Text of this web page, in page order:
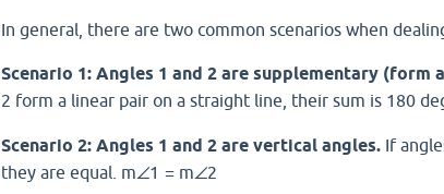
In general, there are two common scenarios when
Scenario 1: Angles 1 and 2 are supplementary (form
2 form a linear pair on a straight line, their sum is 180
Scenario 2: Angles 1 and 2 are vertical angles. If
they are equal. m∠1 = m∠2